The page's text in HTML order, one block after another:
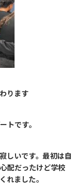
ります
トです。
しいです。最初は自
配だったけど学校
れました。